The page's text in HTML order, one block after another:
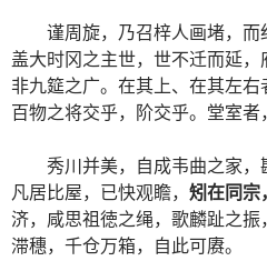
谨周旋，乃召梓人画堵，而
盖大时冈之主世，世不迁而延
非九筵之广。在其上、在其左
百物之将交乎，阶交乎。堂室者
秀川并美，自成韦曲之家，
凡居比屋，已快观瞻， 矧在同宗
济，咸思祖徳之绳，歌麟趾之
滞穗，千仓万箱，自此可赓。